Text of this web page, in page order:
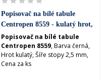
Popisovač na bílé tabule
Centropen 8559 - kulatý hrot,
černý
Popisovač na bílé tabule
Centropen 8559, Barva černá,
Hrot kulatý, Šíře stopy 2,5 mm,
Cena za ks